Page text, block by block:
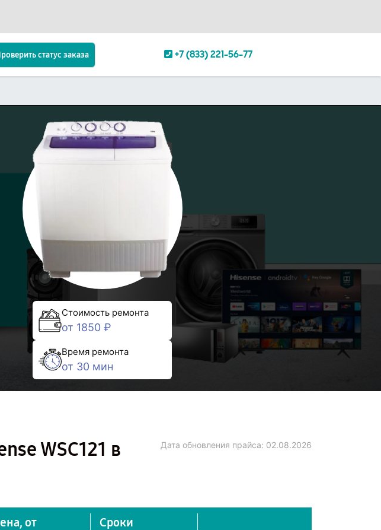
статус заказа +7 (833) 221-56-77
Стоимость ремонта
от 1850 ₽
Время ремонта
от 30 мин
WSC121 в
Дата обновления прайса: 02.08.2026
от Сроки